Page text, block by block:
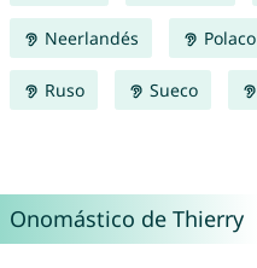
Neerlandés Polaco
Ruso Sueco
Onomástico de Thierry